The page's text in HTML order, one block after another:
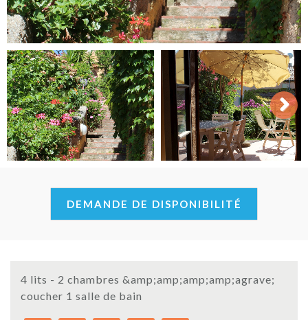
Next
DEMANDE DE DISPONIBILITÉ
4 lits - 2 chambres &amp;amp;amp;amp;agrave;
coucher 1 salle de bain